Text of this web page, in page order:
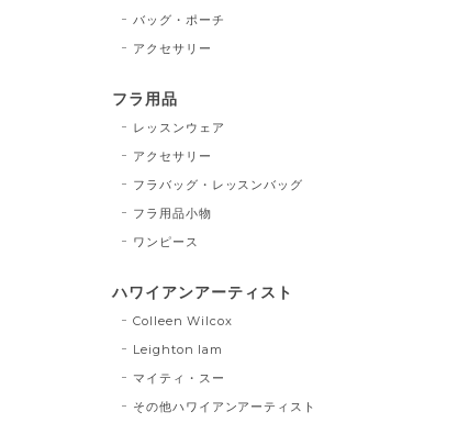
バッグ・ポーチ
アクセサリー
フラ用品
レッスンウェア
アクセサリー
フラバッグ・レッスンバッグ
フラ用品小物
ワンピース
ハワイアンアーティスト
Colleen Wilcox
Leighton lam
マイティ・スー
その他ハワイアンアーティスト